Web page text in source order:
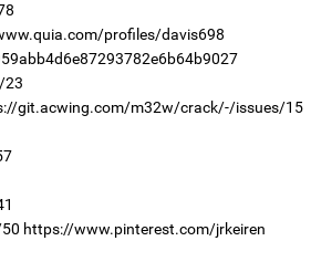
profiles/davis698
23
git.acwing.com/m32w/crack/-/issues/15
https://www.pinterest.com/jrkeiren